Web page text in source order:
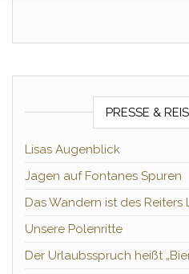
PRESSE &
Lisas Augenblick
Jagen auf Fontanes Spuren
Das Wandern ist des Reiters
Unsere Polenritte
Der Urlaubsspruch heißt